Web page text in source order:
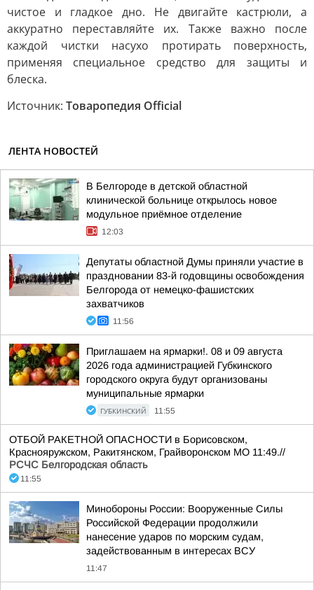
чистое и гладкое дно. Не двигайте кастрюли, а
аккуратно переставляйте их. Также важно после
каждой чистки насухо протирать поверхность,
применяя специальное средство для защиты и
блеска.
Источник: Товаропедия Official
ЛЕНТА НОВОСТЕЙ
В Белгороде в детской областной
клинической больнице открылось новое
модульное приёмное отделение
12:03
Депутаты областной Думы приняли участие в
праздновании 83-й годовщины освобождения
Белгорода от немецко-фашистских
захватчиков
11:56
Приглашаем на ярмарки!. 08 и 09 августа
2026 года администрацией Губкинского
городского округа будут организованы
муниципальные ярмарки
ГУБКИНСКИЙ 11:55
ОТБОЙ РАКЕТНОЙ ОПАСНОСТИ в Борисовском,
Краснояружском, Ракитянском, Грайворонском МО 11:49.//
РСЧС Белгородская область
11:55
Минобороны России: Вооруженные Силы
Российской Федерации продолжили
нанесение ударов по морским судам,
задействованным в интересах ВСУ
11:47